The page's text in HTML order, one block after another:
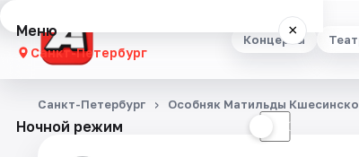
Концерты
Меню ×
Санкт-Петербург
Концерты
Ночной режим ☾
Санкт-Петербург Особняк Матильды